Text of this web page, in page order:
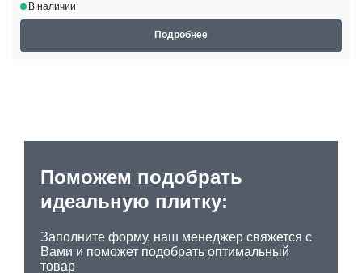
В наличии
Подробнее
Поможем подобрать
идеальную плитку:
Заполните форму, наш менеджер свяжется с
Вами и поможет подобрать оптимальный
товар